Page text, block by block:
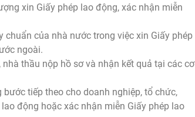
xin Giấy phép lao động, xác nhận miễn
chuẩn của nhà nước trong việc xin Giấy phép
ngoài.
thầu nộp hồ sơ và nhận kết quả tại các cơ
tiếp theo cho doanh nghiệp, tổ chức,
động hoặc xác nhận miễn Giấy phép lao